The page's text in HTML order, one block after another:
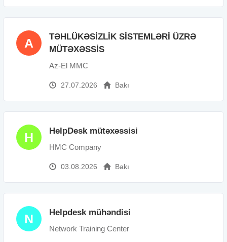
A
TƏHLÜKƏSİZLİK SİSTEMLƏRİ ÜZRƏ
MÜTƏXƏSSİS
Az-El MMC
27.07.2026 Bakı
H HelpDesk mütəxəssisi
HMC Company
03.08.2026 Bakı
N Helpdesk mühəndisi
Network Training Center